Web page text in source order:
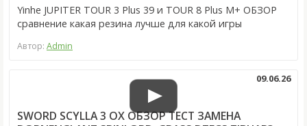
Yinhe JUPITER TOUR 3 Plus 39 и TOUR 8 Plus M+ ОБЗОР
сравнение какая резина лучше для какой игры
Автор: Admin
SWORD SCYLLA 3 OX ОБЗОР ТЕСТ ЗАМЕНА
09.06.26